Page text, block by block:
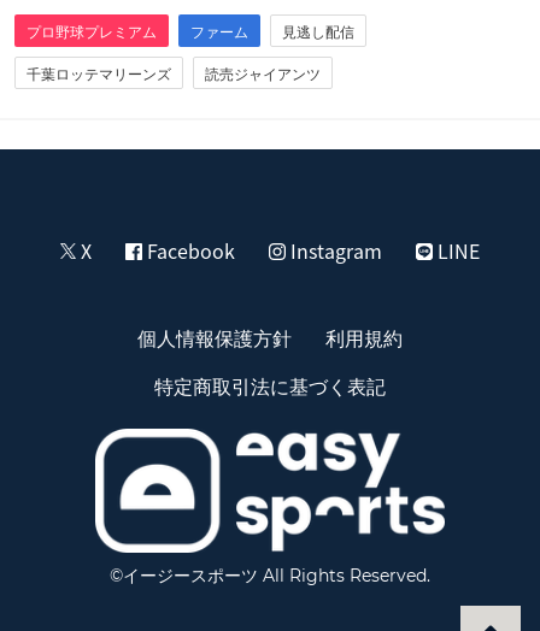
プロ野球プレミアム ファーム
見逃し配信
千葉ロッテマリーンズ
読売ジャイアンツ
X Facebook Instagram LINE
個人情報保護方針
利用規約
特定商取引法に基づく表記
©イージースポーツ All Rights Reserved.